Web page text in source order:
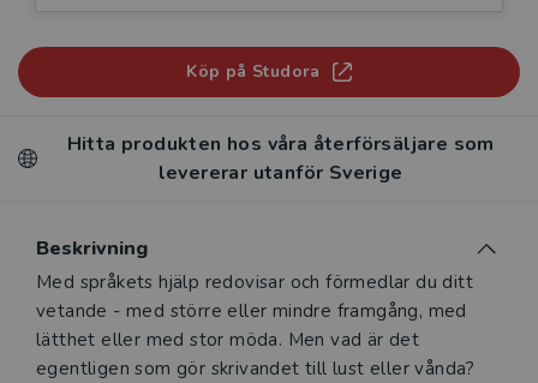
Köp på Studora
Hitta produkten hos våra återförsäljare som
levererar utanför Sverige
Beskrivning
Beskrivning
Med språkets hjälp redovisar och förmedlar du ditt
vetande - med större eller mindre framgång, med
lätthet eller med stor möda. Men vad är det
egentligen som gör skrivandet till lust eller vånda?